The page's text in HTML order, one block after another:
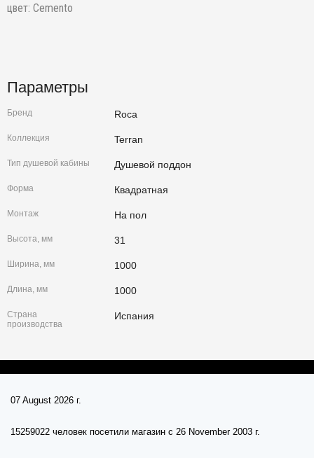
цвет: Cemento
Параметры
Бренд Roca
Коллекция Terran
Тип душевой кабины Душевой поддон
Форма Квадратная
Монтаж На пол
Высота, мм 31
Ширина, мм 1000
Длина, мм 1000
Страна
производства
Испания
07 August 2026 г.
15259022 человек посетили магазин c 26 November 2003 г.